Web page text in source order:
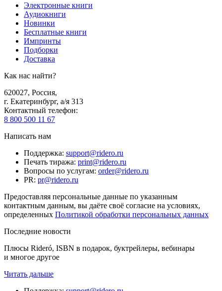
Электронные книги
Аудиокниги
Новинки
Бесплатные книги
Импринты
Подборки
Доставка
Как нас найти?
620027, Россия,
г. Екатеринбург, а/я 313
Контактный телефон:
8 800 500 11 67
Написать нам
Поддержка: support@ridero.ru
Печать тиража: print@ridero.ru
Вопросы по услугам: order@ridero.ru
PR: pr@ridero.ru
Предоставляя персональные данные по указанным
контактным данным, вы даёте своё согласие на условиях,
определенных Политикой обработки персональных данных
Последние новости
Плюсы Rideró, ISBN в подарок, буктрейлеры, вебинары
и многое другое
Читать дальше